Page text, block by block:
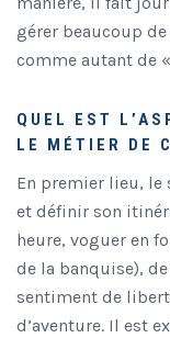
gérer beaucoup
comme autant de
QUEL EST
LE MÉTIER DE
En premier lieu,
et définir son
heure, voguer en
de la banquise),
sentiment de
d’aventure. Il est